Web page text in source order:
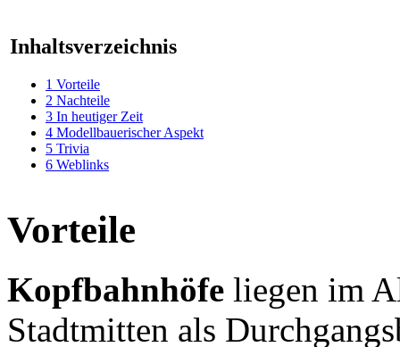
Inhaltsverzeichnis
1 Vorteile
2 Nachteile
3 In heutiger Zeit
4 Modellbauerischer Aspekt
5 Trivia
6 Weblinks
Vorteile
Kopfbahnhöfe liegen im
Stadtmitten als